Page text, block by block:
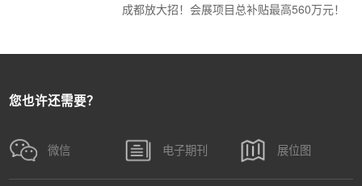
成都放大招！会展项目总补贴最高560万元！
您也许还需要？
微信 电子期刊 展位图